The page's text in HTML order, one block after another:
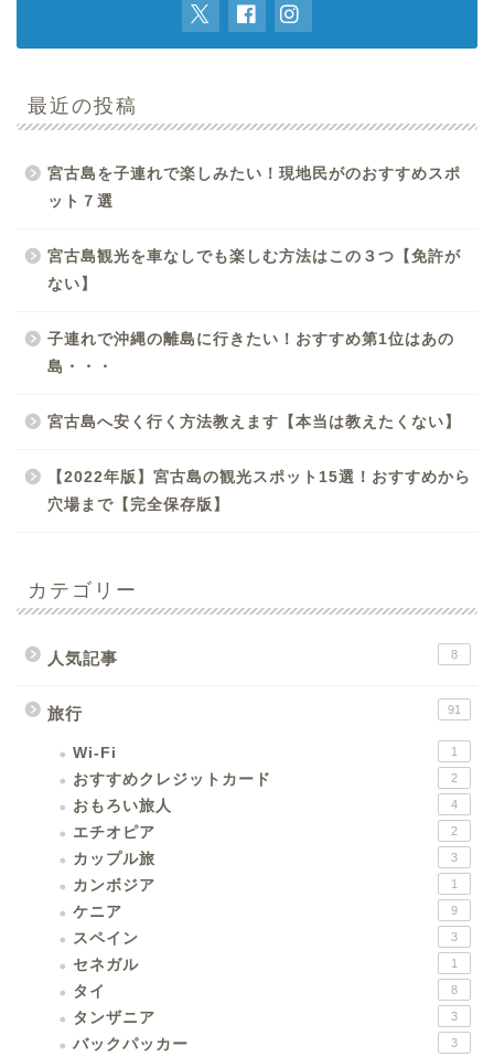
最近の投稿
宮古島を子連れで楽しみたい！現地民がのおすすめスポ
ット７選
宮古島観光を車なしでも楽しむ方法はこの３つ【免許が
ない】
子連れで沖縄の離島に行きたい！おすすめ第1位はあの
島・・・
宮古島へ安く行く方法教えます【本当は教えたくない】
【2022年版】宮古島の観光スポット15選！おすすめから
穴場まで【完全保存版】
カテゴリー
人気記事 8
旅行 91
Wi-Fi 1
おすすめクレジットカード 2
おもろい旅人 4
エチオピア 2
カップル旅 3
カンボジア 1
ケニア 9
スペイン 3
セネガル 1
タイ 8
タンザニア 3
バックパッカー 3